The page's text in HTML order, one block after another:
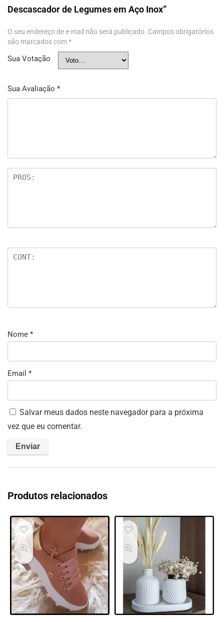
Descascador de Legumes em Aço Inox”
O seu endereço de e-mail não será publicado. Campos obrigatórios
são marcados com*
Sua Votação
Sua Avaliação *
Nome *
Email *
Salvar meus dados neste navegador para a próxima
vez que eu comentar.
Produtos relacionados